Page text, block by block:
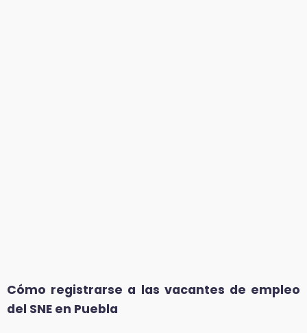
Cómo registrarse a las vacantes de empleo
del SNE en Puebla